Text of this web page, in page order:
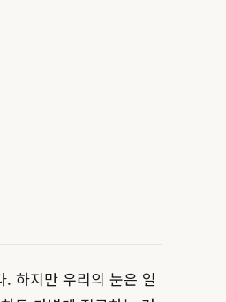
하지만 우리의 눈은 일